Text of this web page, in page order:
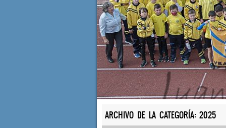
ARCHIVO DE LA CATEGORÍA: 2025